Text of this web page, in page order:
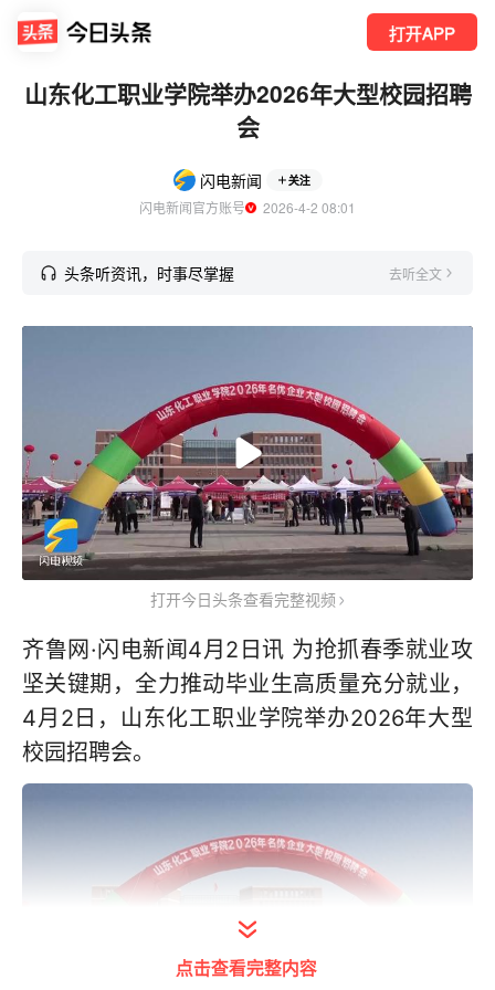
打开APP
山东化工职业学院举办2026年大型校园招聘
会
闪电新闻 关注
闪电新闻官方账号
  2026-4-2 08:01
头条听资讯，时事尽掌握 去听全文
打开今日头条查看完整视频
齐鲁网·闪电新闻4月2日讯 为抢抓春季就业攻
坚关键期，全力推动毕业生高质量充分就业，
4月2日，山东化工职业学院举办2026年大型
校园招聘会。
点击查看完整内容